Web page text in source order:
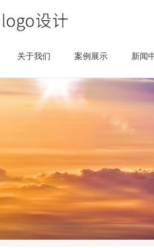
关于我们 案例展示 新闻